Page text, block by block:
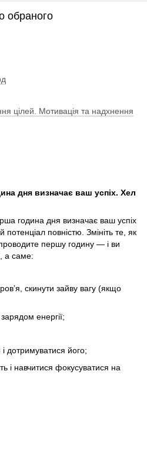
обраного
цілей. Мотивація та надхнення
дня визначає ваш успіх. Хел
година дня визначає ваш успіх
потенціал повністю. Змініть те, як
першу годину — і ви
а саме:
скинути зайву вагу (якщо
енергії;
дотримуватися його;
і навчитися фокусуватися на